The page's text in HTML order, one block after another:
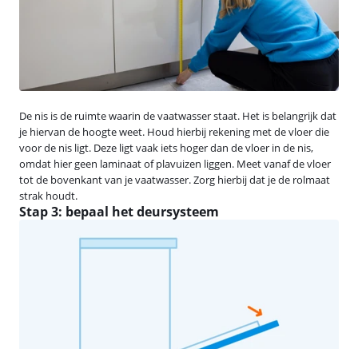
De nis is de ruimte waarin de vaatwasser staat. Het is belangrijk dat
je hiervan de hoogte weet. Houd hierbij rekening met de vloer die
voor de nis ligt. Deze ligt vaak iets hoger dan de vloer in de nis,
omdat hier geen laminaat of plavuizen liggen. Meet vanaf de vloer
tot de bovenkant van je vaatwasser. Zorg hierbij dat je de rolmaat
strak houdt.
Stap 3: bepaal het deursysteem